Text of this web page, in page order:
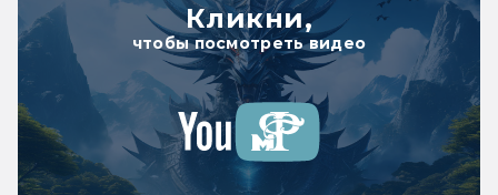
Кликни,
чтобы посмотреть видео